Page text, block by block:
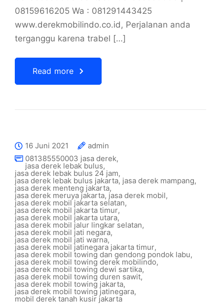
08159616205 Wa : 081291443425
www.derekmobilindo.co.id, Perjalanan anda
terganggu karena trabel […]
Read more
16 Juni 2021
admin
081385550003 jasa derek,
jasa derek lebak bulus,
jasa derek lebak bulus 24 jam,
jasa derek lebak bulus jakarta, jasa derek mampang,
jasa derek menteng jakarta,
jasa derek meruya jakarta, jasa derek mobil,
jasa derek mobil jakarta selatan,
jasa derek mobil jakarta timur,
jasa derek mobil jakarta utara,
jasa derek mobil jalur lingkar selatan,
jasa derek mobil jati negara,
jasa derek mobil jati warna,
jasa derek mobil jatinegara jakarta timur,
jasa derek mobil towing dan gendong pondok labu,
jasa derek mobil towing derek mobilindo,
jasa derek mobil towing dewi sartika,
jasa derek mobil towing duren sawit,
jasa derek mobil towing jakarta,
jasa derek mobil towing jatinegara,
mobil derek tanah kusir jakarta